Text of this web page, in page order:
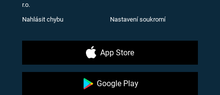
r.o.
Nahlásit chybu Nastavení soukromí
App Store
Google Play